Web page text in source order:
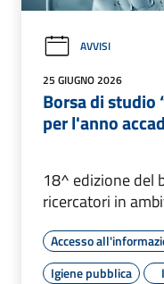
AVVISI
25 GIUGNO 2026
Borsa di studio
per l'anno
18^ edizione del
ricercatori in
Accesso
Igiene pubblica